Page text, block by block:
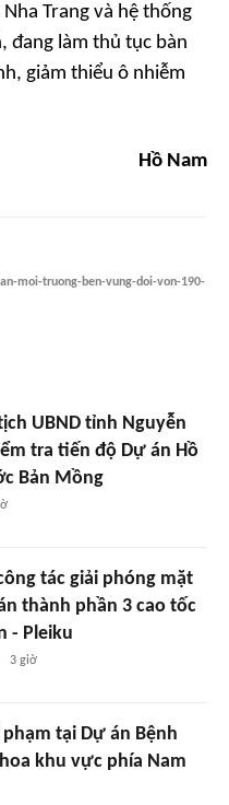
Trang và hệ thống
đang làm thủ tục bàn
giảm thiểu ô nhiễm
Hồ Nam
moi-truong-ben-vung-doi-von-190-
UBND tỉnh Nguyễn
tra tiến độ Dự án Hồ
Bản Mồng
tác giải phóng mặt
thành phần 3 cao tốc
- Pleiku
3 giờ
tại Dự án Bệnh
khu vực phía Nam